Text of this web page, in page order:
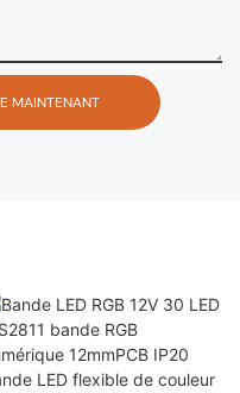
MAINTENANT